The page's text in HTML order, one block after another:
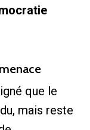
que le
mais reste